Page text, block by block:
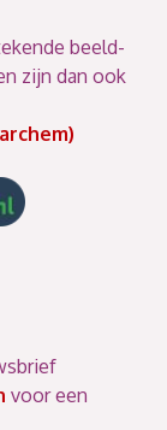
beeld-
zijn dan ook
voor een